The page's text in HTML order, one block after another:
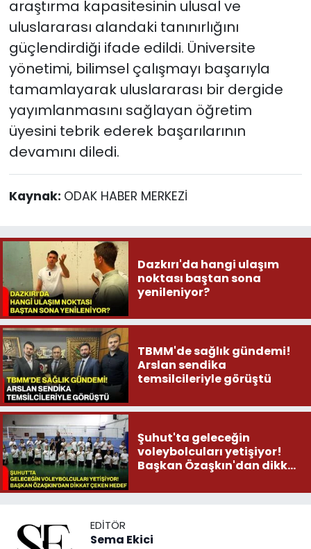
araştırma kapasitesinin ulusal ve
uluslararası alandaki tanınırlığını
güçlendirdiği ifade edildi. Üniversite
yönetimi, bilimsel çalışmayı başarıyla
tamamlayarak uluslararası bir dergide
yayımlanmasını sağlayan öğretim
üyesini tebrik ederek başarılarının
devamını diledi.
Kaynak: ODAK HABER MERKEZİ
Dazkırı'da hangi ulaşım
noktası baştan sona
yenileniyor?
TBMM'de sağlık gündemi!
Arslan sendika
temsilcileriyle görüştü
Şuhut'ta geleceğin
voleybolcuları yetişiyor!
Başkan Özaşkın'dan dikkat
EDITÖR
Sema Ekici